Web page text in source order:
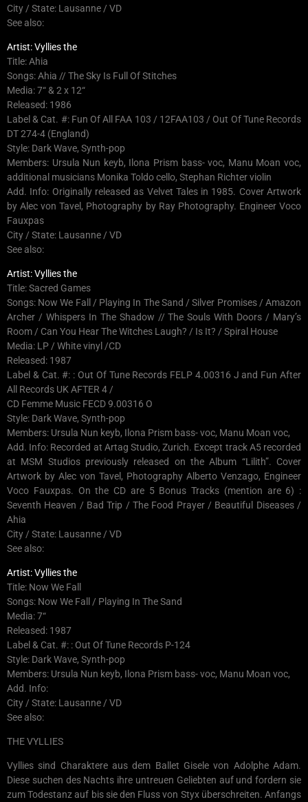
City / State: Lausanne / VD
See also:
Artist: Vyllies the
Title: Ahia
Songs: Ahia // The Sky Is Full Of Stitches
Media: 7“ & 2 x 12“
Released: 1986
Label & Cat. #: Fun Of All FAA 103 / 12FAA103 / Out Of Tune Records
DT 274-4 (England)
Style: Dark Wave, Synth-pop
Members: Ursula Nun keyb, Ilona Prism bass- voc, Manu Moan voc,
additional musicians Monika Toldo cello, Stephan Richter violin
Add. Info: Originally released as Velvet Tales in 1985. Cover Artwork
by Alec von Tavel, Photography by Ray Photography. Engineer Voco
Fauxpas
City / State: Lausanne / VD
See also:
Artist: Vyllies the
Title: Sacred Games
Songs: Now We Fall / Playing In The Sand / Silver Promises / Amazon
Archer / Whispers In The Shadow // The Souls With Doors / Mary’s
Room / Can You Hear The Witches Laugh? / Is It? / Spiral House
Media: LP / White vinyl /CD
Released: 1987
Label & Cat. #: : Out Of Tune Records FELP 4.00316 J and Fun After
All Records UK AFTER 4 /
CD Femme Music FECD 9.00316 O
Style: Dark Wave, Synth-pop
Members: Ursula Nun keyb, Ilona Prism bass- voc, Manu Moan voc,
Add. Info: Recorded at Artag Studio, Zurich. Except track A5 recorded
at MSM Studios previously released on the Album “Lilith”. Cover
Artwork by Alec von Tavel, Photography Alberto Venzago, Engineer
Voco Fauxpas. On the CD are 5 Bonus Tracks (mention are 6) :
Seventh Heaven / Bad Trip / The Food Prayer / Beautiful Diseases /
Ahia
City / State: Lausanne / VD
See also:
Artist: Vyllies the
Title: Now We Fall
Songs: Now We Fall / Playing In The Sand
Media: 7“
Released: 1987
Label & Cat. #: : Out Of Tune Records P-124
Style: Dark Wave, Synth-pop
Members: Ursula Nun keyb, Ilona Prism bass- voc, Manu Moan voc,
Add. Info:
City / State: Lausanne / VD
See also:
THE VYLLIES
Vyllies sind Charaktere aus dem Ballet Gisele von Adolphe Adam.
Diese suchen des Nachts ihre untreuen Geliebten auf und fordern sie
zum Todestanz auf bis sie den Fluss von Styx überschreiten. Anfangs